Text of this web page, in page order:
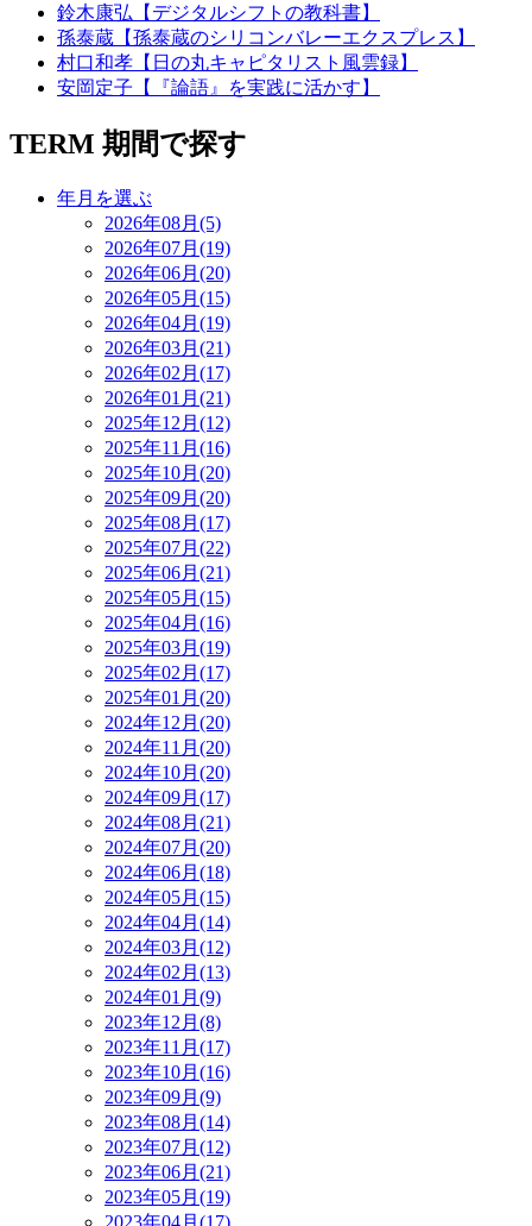
鈴木康弘【デジタルシフトの教科書】
孫泰蔵【孫泰蔵のシリコンバレーエクスプレス】
村口和孝【日の丸キャピタリスト風雲録】
安岡定子【『論語』を実践に活かす】
TERM 期間で探す
年月を選ぶ
2026年08月(5)
2026年07月(19)
2026年06月(20)
2026年05月(15)
2026年04月(19)
2026年03月(21)
2026年02月(17)
2026年01月(21)
2025年12月(12)
2025年11月(16)
2025年10月(20)
2025年09月(20)
2025年08月(17)
2025年07月(22)
2025年06月(21)
2025年05月(15)
2025年04月(16)
2025年03月(19)
2025年02月(17)
2025年01月(20)
2024年12月(20)
2024年11月(20)
2024年10月(20)
2024年09月(17)
2024年08月(21)
2024年07月(20)
2024年06月(18)
2024年05月(15)
2024年04月(14)
2024年03月(12)
2024年02月(13)
2024年01月(9)
2023年12月(8)
2023年11月(17)
2023年10月(16)
2023年09月(9)
2023年08月(14)
2023年07月(12)
2023年06月(21)
2023年05月(19)
2023年04月(17)